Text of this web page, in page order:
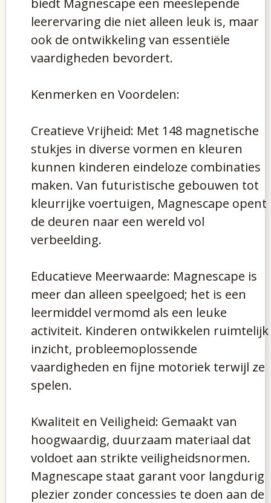
biedt Magnescape een meeslepende
leerervaring die niet alleen leuk is, maar
ook de ontwikkeling van essentiële
vaardigheden bevordert.
Kenmerken en Voordelen:
Creatieve Vrijheid: Met 148 magnetische
stukjes in diverse vormen en kleuren
kunnen kinderen eindeloze combinaties
maken. Van futuristische gebouwen tot
kleurrijke voertuigen, Magnescape opent
de deuren naar een wereld vol
verbeelding.
Educatieve Meerwaarde: Magnescape is
meer dan alleen speelgoed; het is een
leermiddel vermomd als een leuke
activiteit. Kinderen ontwikkelen ruimtelijk
inzicht, probleemoplossende
vaardigheden en fijne motoriek terwijl ze
spelen.
Kwaliteit en Veiligheid: Gemaakt van
hoogwaardig, duurzaam materiaal dat
voldoet aan strikte veiligheidsnormen.
Magnescape staat garant voor langdurig
plezier zonder concessies te doen aan de